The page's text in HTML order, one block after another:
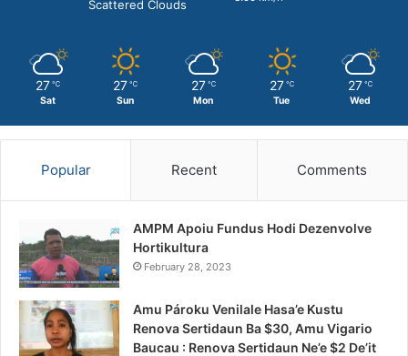
Scattered Clouds
27 ℃
Sat
27 ℃
Sun
27 ℃
Mon
27 ℃
Tue
27 ℃
Wed
Popular Recent Comments
AMPM Apoiu Fundus Hodi Dezenvolve
Hortikultura
February 28, 2023
Amu Pároku Venilale Hasa’e Kustu
Renova Sertidaun Ba $30, Amu Vigario
Baucau : Renova Sertidaun Ne’e $2 De’it